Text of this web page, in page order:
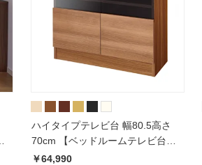
ハイタイプテレビ台 幅80.5高さ
70cm 【ベッドルームテレビ台シ
リーズ】
￥64,990